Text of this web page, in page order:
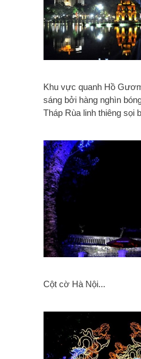
Khu vực quanh Hồ
sáng bởi hàng nghìn
Tháp Rùa linh thiêng sọi
Cột cờ Hà Nội...